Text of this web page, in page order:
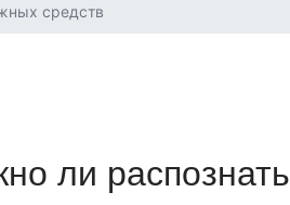
средств
Экспертиза изделий из металлов
документов
ли распознать